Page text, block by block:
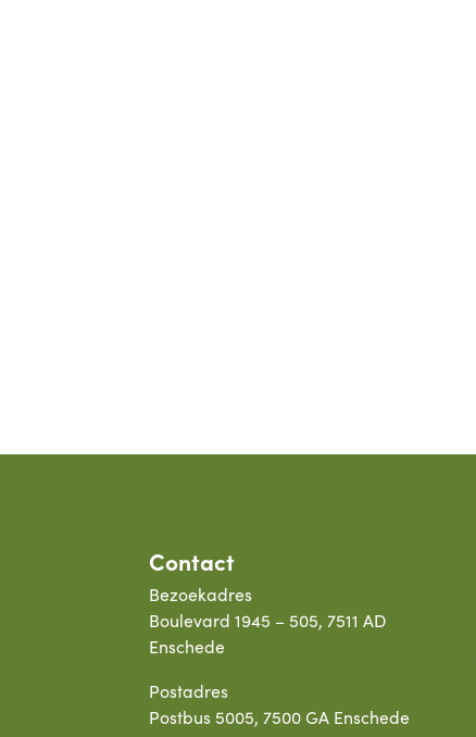
Contact
Bezoekadres
Boulevard 1945 – 505, 7511 AD
Enschede
Postadres
Postbus 5005, 7500 GA Enschede